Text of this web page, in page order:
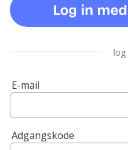
log
E-mail
Adgangskode